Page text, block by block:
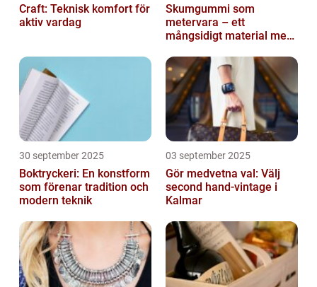
Craft: Teknisk komfort för
aktiv vardag
Skumgummi som
metervara – ett
mångsidigt material med
användningsområden
30 september 2025
Boktryckeri: En konstform
som förenar tradition och
modern teknik
03 september 2025
Gör medvetna val: Välj
second hand-vintage i
Kalmar